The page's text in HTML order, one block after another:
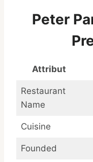
Peter
Attribut
Restaurant
Name
Cuisine
Founded